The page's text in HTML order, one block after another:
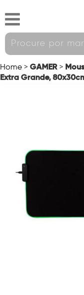
Home > GAMER >
Extra Grande,